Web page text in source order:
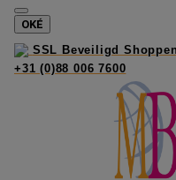
OKÉ
SSL Beveiligd Shoppen
+31 (0)88 006 7600